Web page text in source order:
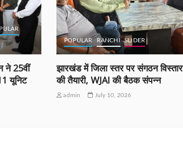
ने 25वीं
यूनिट
POPULAR RANCHI SLIDER
झारखंड में जिला स्तर पर संगठन विस्तार
की तैयारी, WJAI की बैठक संपन्न
admin July 10, 2026